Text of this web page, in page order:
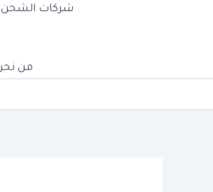
شركات الشحن
من